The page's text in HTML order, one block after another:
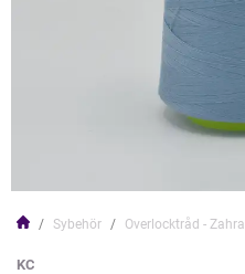
Sybehör Overlocktråd - Zahra
KC